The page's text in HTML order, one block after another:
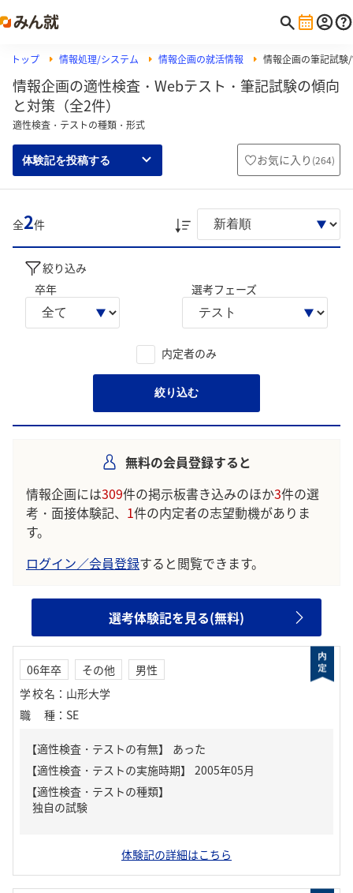
トップ 情報処理/システム 情報企画の就活情報 情報企画の筆記試
情報企画の適性検査・Webテスト・筆記試験の傾向
と対策（全2件）
適性検査・テストの種類・形式
体験記を投稿する お気に入り (264)
全2件
絞り込み
卒年
選考フェーズ
内定者のみ
絞り込む
無料の会員登録すると
情報企画には309件の掲示板書き込みのほか3件の選
考・面接体験記、 1件の内定者の志望動機がありま
す。
ログイン／会員登録すると閲覧できます。
選考体験記を見る(無料)
06年卒 その他
男性
学校名 ： 山形大学
職種 ： SE
【適性検査・テストの有無】 あった
【適性検査・テストの種類】
独自の試験
体験記の詳細はこちら